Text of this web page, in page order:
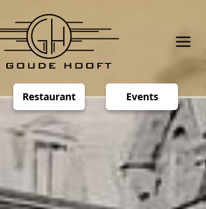
Restaurant Events